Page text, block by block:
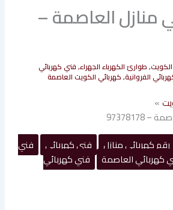
منازل العاصمة –
,طوارئ الكهرباء الجهراء,فني كهربائي
الفروانية,كهربائي الكويت العاصمة
رقم كهربائي منازل فني كهربائي
فني
كهربائي العاصمة
فني كهربائي